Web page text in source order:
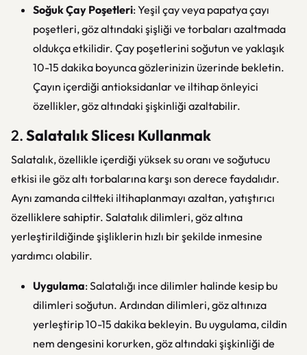
Soğuk Çay Poşetleri: Yeşil çay veya papatya çayı
poşetleri, göz altındaki şişliği ve torbaları azaltmada
oldukça etkilidir. Çay poşetlerini soğutun ve yaklaşık
10-15 dakika boyunca gözlerinizin üzerinde bekletin.
Çayın içerdiği antioksidanlar ve iltihap önleyici
özellikler, göz altındaki şişkinliği azaltabilir.
2.Salatalık Slicesı Kullanmak
Salatalık, özellikle içerdiği yüksek su oranı ve soğutucu
etkisi ile göz altı torbalarına karşı son derece faydalıdır.
Aynı zamanda ciltteki iltihaplanmayı azaltan, yatıştırıcı
özelliklere sahiptir. Salatalık dilimleri, göz altına
yerleştirildiğinde şişliklerin hızlı bir şekilde inmesine
yardımcı olabilir.
Uygulama: Salatalığı ince dilimler halinde kesip bu
dilimleri soğutun. Ardından dilimleri, göz altınıza
yerleştirip 10-15 dakika bekleyin. Bu uygulama, cildin
nem dengesini korurken, göz altındaki şişkinliği de